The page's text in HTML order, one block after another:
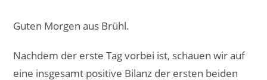
Guten Morgen aus Brühl.
Nachdem der erste Tag vorbei ist, schauen wir auf
eine insgesamt positive Bilanz der ersten beiden